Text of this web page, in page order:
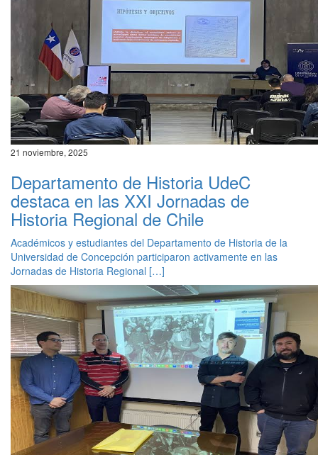
21 noviembre, 2025
Departamento de Historia UdeC
destaca en las XXI Jornadas de
Historia Regional de Chile
Académicos y estudiantes del Departamento de Historia de la
Universidad de Concepción participaron activamente en las
Jornadas de Historia Regional […]